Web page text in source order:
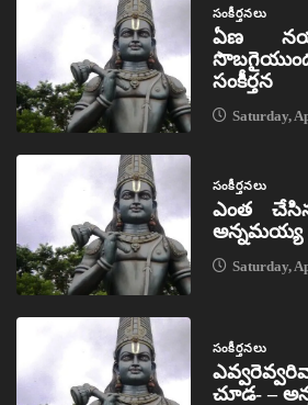
సంకీర్తనలు
ఏణ
సంకీర్తన
Saturday,
సంకీర్తనలు
ఎంత
అన్నమయ్య
Saturday,
సంకీర్తనలు
చూడ- –